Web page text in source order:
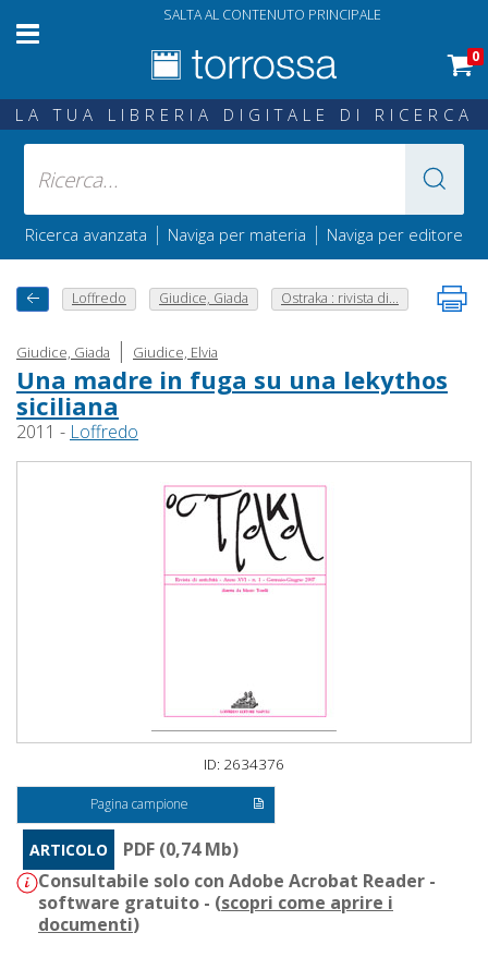
SALTA AL CONTENUTO PRINCIPALE
0
LA TUA LIBRERIA DIGITALE DI RICERCA
Ricerca avanzata | Naviga per materia | Naviga per editore
Loffredo Giudice, Giada Ostraka : rivista di...
Giudice, Giada | Giudice, Elvia
Una madre in fuga su una lekythos
siciliana
2011 - Loffredo
ID: 2634376
Pagina campione
ARTICOLO
PDF (0,74 Mb)
Consultabile solo con Adobe Acrobat Reader -
software gratuito - (scopri come aprire i
documenti)